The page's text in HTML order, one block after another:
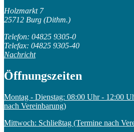
Holzmarkt 7
25712 Burg (Dithm.)
Telefon: 04825 9305-0
Telefax: 04825 9305-40
Nachricht
Öffnungszeiten
Montag - Dienstag: 08:00 Uhr - 12:00
nach Vereinbarung)
Mittwoch: Schließtag (Termine nach